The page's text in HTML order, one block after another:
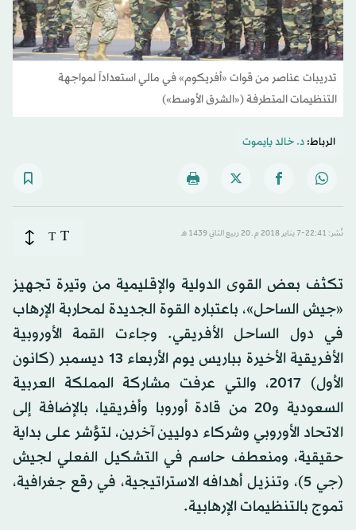
تدريبات عناصر من قوات «أفريكوم» في مالي استعداداً لمواجهة
التنظيمات المتطرفة («الشرق الأوسط»)
الرباط:د. خالد يايموت
نُشر: 22:41-7 يناير 2018 م ـ 20 ربيع الثاني 1439 هـ T
T
تكثف بعض القوى الدولية والإقليمية من وتيرة تجهيز
«جيش الساحل»، باعتباره القوة الجديدة لمحاربة الإرهاب
في دول الساحل الأفريقي. وجاءت القمة الأوروبية
الأفريقية الأخيرة بباريس يوم الأربعاء 13 ديسمبر (كانون
الأول) 2017، والتي عرفت مشاركة المملكة العربية
السعودية و20 من قادة أوروبا وأفريقيا، بالإضافة إلى
الاتحاد الأوروبي وشركاء دوليين آخرين، لتؤشر على بداية
حقيقية، ومنعطف حاسم في التشكيل الفعلي لجيش
(جي 5)، وتنزيل أهدافه الاستراتيجية، في رقع جغرافية،
تموج بالتنظيمات الإرهابية.